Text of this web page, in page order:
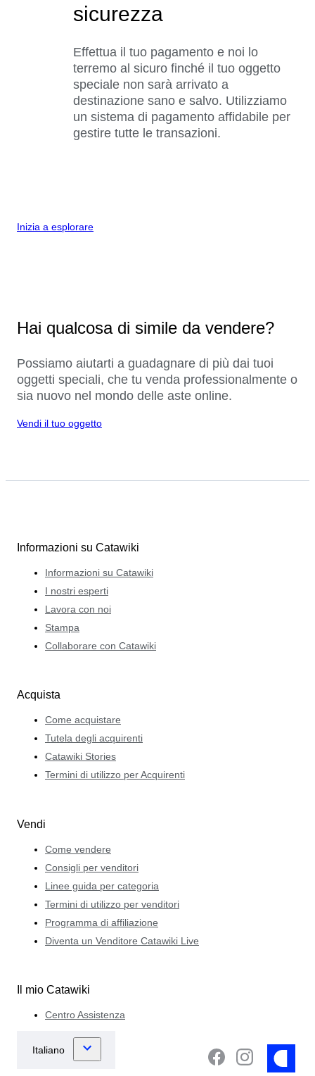
sicurezza
Effettua il tuo pagamento e noi lo
terremo al sicuro finché il tuo oggetto
speciale non sarà arrivato a
destinazione sano e salvo. Utilizziamo
un sistema di pagamento affidabile per
gestire tutte le transazioni.
Inizia a esplorare
Hai qualcosa di simile da vendere?
Possiamo aiutarti a guadagnare di più dai tuoi
oggetti speciali, che tu venda professionalmente o
sia nuovo nel mondo delle aste online.
Vendi il tuo oggetto
Informazioni su Catawiki
Informazioni su Catawiki
I nostri esperti
Lavora con noi
Stampa
Collaborare con Catawiki
Acquista
Come acquistare
Tutela degli acquirenti
Catawiki Stories
Termini di utilizzo per Acquirenti
Vendi
Come vendere
Consigli per venditori
Linee guida per categoria
Termini di utilizzo per venditori
Programma di affiliazione
Diventa un Venditore Catawiki Live
Il mio Catawiki
Centro Assistenza